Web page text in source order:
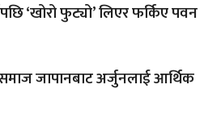
‘खोरो फुट्यो’ लिएर फर्किए पवन
जापानबाट अर्जुनलाई आर्थिक